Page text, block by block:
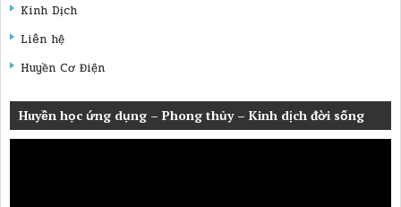
Kinh Dịch
Liên hệ
Huyền Cơ Điện
Huyền học ứng dụng – Phong thủy – Kinh dịch đời sống